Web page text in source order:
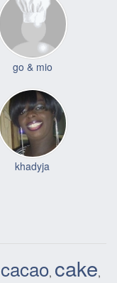
go & mio
khadyja
cacao, cake,